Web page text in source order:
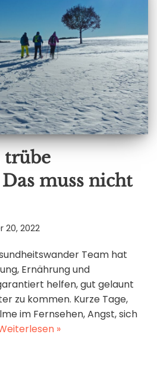
trübe
muss nicht
20, 2022
Team hat
Ernährung und
helfen, gut gelaunt
zu kommen. Kurze Tage,
im Fernsehen, Angst, sich
»